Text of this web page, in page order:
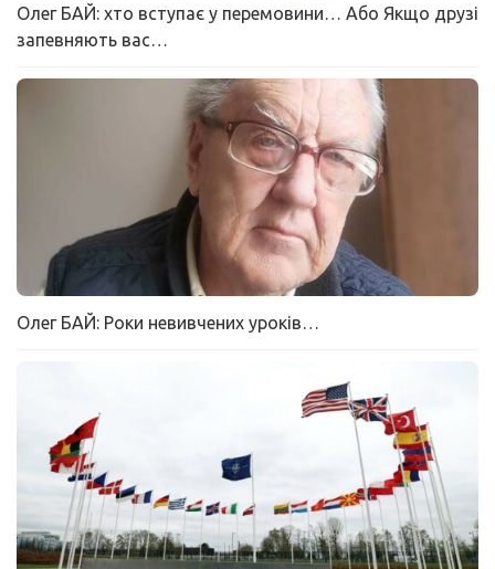
Олег БАЙ: хто вступає у перемовини… Або Якщо друзі
запевняють вас…
Олег БАЙ: Роки невивчених уроків…